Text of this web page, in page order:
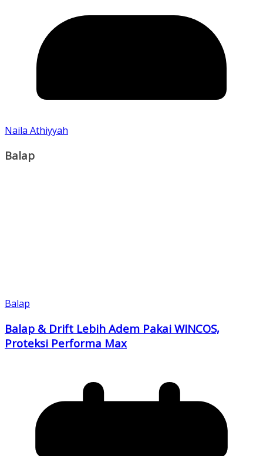
Naila Athiyyah
Balap
Balap
Balap & Drift Lebih Adem Pakai WINCOS,
Proteksi Performa Max